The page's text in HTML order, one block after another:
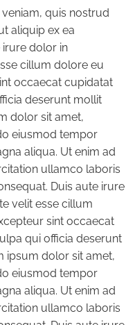
quis nostrud
aliquip ex ea
dolor in
cillum dolore eu
occaecat cupidatat
deserunt mollit
dolor sit amet,
eiusmod tempor
aliqua. Ut enim ad
ullamco laboris
Duis aute irure
velit esse cillum
sint occaecat
qui officia deserunt
ipsum dolor sit amet,
eiusmod tempor
aliqua. Ut enim ad
ullamco laboris